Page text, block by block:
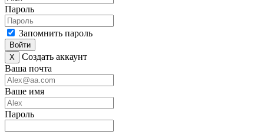
Пароль
Запомнить пароль
Войти
X
Создать аккаунт
Ваша почта
Ваше имя
Пароль